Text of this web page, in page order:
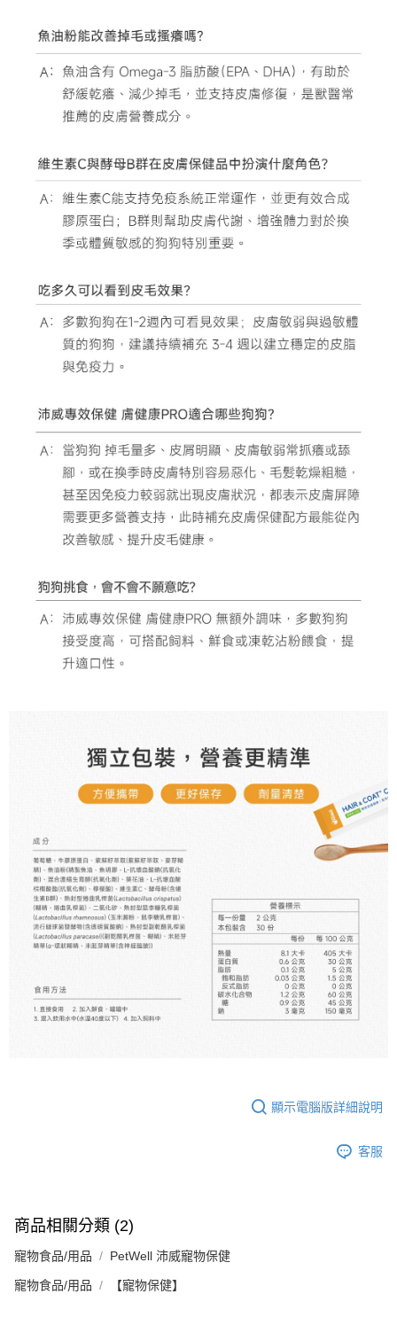
顯示電腦版詳細說明
客服
商品相關分類 (2)
寵物食品/用品 PetWell 沛威寵物保健
寵物食品/用品 【寵物保健】